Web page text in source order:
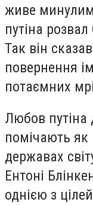
живе
путіна
Так він
повернення
потаємних
Любов путіна
помічають як
державах
Ентоні
однією з